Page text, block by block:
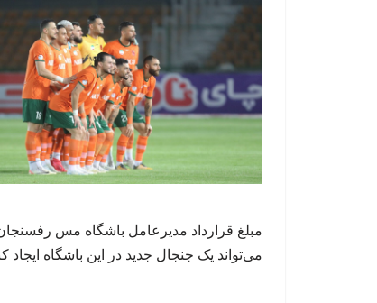
مبلغ قرارداد مدیرعامل باشگاه مس
می‌تواند یک جنجال جدید در این باشگاه ایجاد